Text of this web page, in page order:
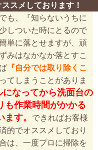
スメしております！
も、『知らないうちに
しついた時にとるので
単に落とせますが、頑
みはなかなか落とすこ
『自分では取り除くこ
てしまうことがありま
なってから洗面台の
も作業時間がかかる
す。
できればお客様
的でオススメしており
は、一度プロに掃除を